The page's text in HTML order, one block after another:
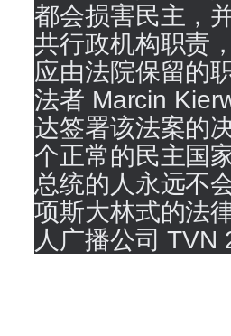
都会损害民主，
共行政机构职责
应由法院保留的
法者 Marcin
达签署该法案的
个正常的民主国
总统的人永远不
项斯大林式的法
人广播公司 TVN